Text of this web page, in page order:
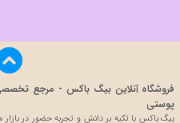
فروشگاه آنلاین بیگ باکس - مرجع
پوستی